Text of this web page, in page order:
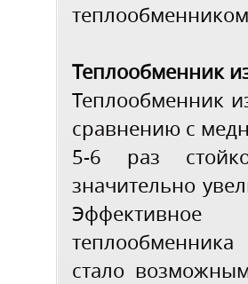
Теплообменник
Теплообменник
сравнению с
5-6 раз
значительно
стало